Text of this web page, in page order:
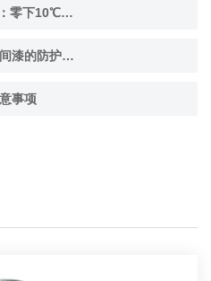
海虹老人牌环氧漆15570：零下10℃低温固化
环氧云铁中间漆与普通中间漆的防护差异解析
事项